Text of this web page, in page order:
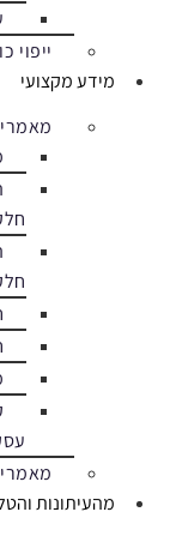
מידע מקצועי
מהעיתונות